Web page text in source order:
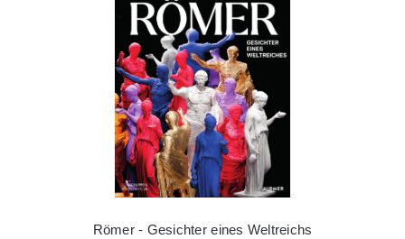
Römer - Gesichter eines Weltreichs